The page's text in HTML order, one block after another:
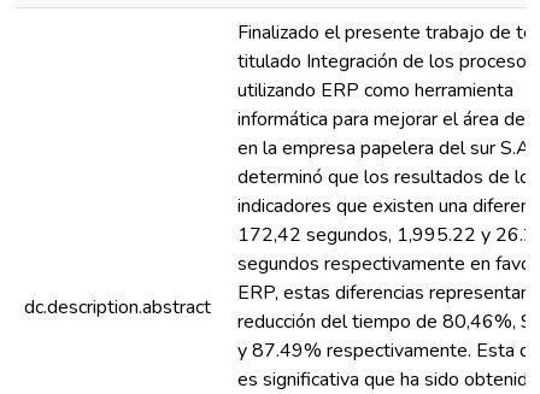
dc.description.abstract
Finalizado el presente trabajo de
titulado Integración de los procesos
utilizando ERP como herramienta
informática para mejorar el área de
en la empresa papelera del sur S.A
determinó que los resultados de los
indicadores que existen una
172,42 segundos, 1,995.22 y
segundos respectivamente en
ERP, estas diferencias representan
reducción del tiempo de 80,46%,
y 87.49% respectivamente. Esta
es significativa que ha sido